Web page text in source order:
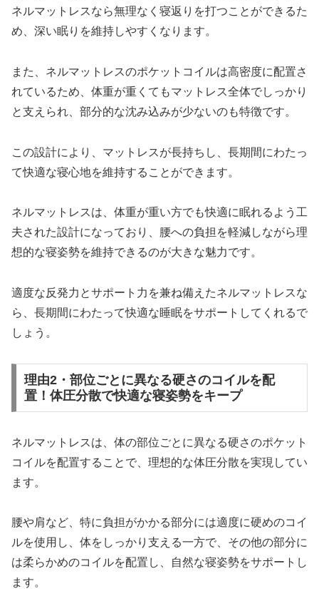
ネルマットレスなら無理なく寝返りを打つことができるた
め、深い眠りを維持しやすくなります。
また、ネルマットレスのポケットコイルは高密度に配置さ
れているため、体重が重くてもマットレス全体でしっかり
と支えられ、部分的な沈み込みが少ないのも特徴です。
この設計により、マットレスが長持ちし、長期間にわたっ
て快適な寝心地を維持することができます。
ネルマットレスは、体重が重い方でも快適に眠れるよう工
夫された設計になっており、腰への負担を軽減しながら理
想的な寝姿勢を維持できるのが大きな魅力です。
適度な反発力とサポート力を兼ね備えたネルマットレスな
ら、長期間にわたって快適な睡眠をサポートしてくれるで
しょう。
理由2・部位ごとに異なる硬さのコイルを配
置！体圧分散で快適な寝姿勢をキープ
ネルマットレスは、体の部位ごとに異なる硬さのポケット
コイルを配置することで、理想的な体圧分散を実現してい
ます。
腰や肩など、特に負担がかかる部分には適度に硬めのコイ
ルを使用し、体をしっかり支える一方で、その他の部分に
は柔らかめのコイルを配置し、自然な寝姿勢をサポートし
ます。